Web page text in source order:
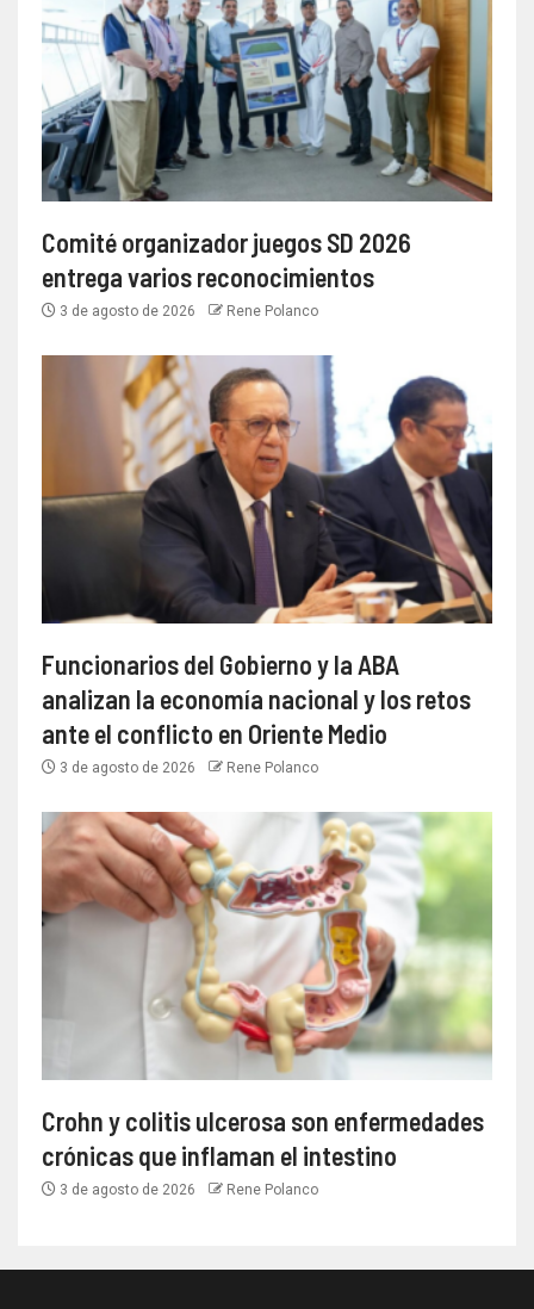
Comité organizador juegos SD 2026
entrega varios reconocimientos
3 de agosto de 2026 Rene Polanco
Funcionarios del Gobierno y la ABA
analizan la economía nacional y los retos
ante el conflicto en Oriente Medio
3 de agosto de 2026 Rene Polanco
Crohn y colitis ulcerosa son enfermedades
crónicas que inflaman el intestino
3 de agosto de 2026 Rene Polanco